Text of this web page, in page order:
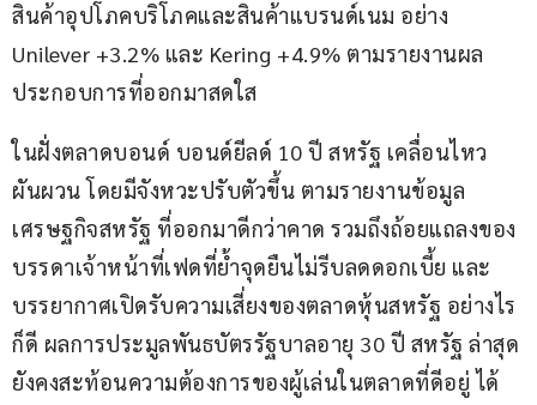
สินค้าอุปโภคบริโภคและสินค้าแบรนด์เนม อย่าง
Unilever +3.2% และ Kering +4.9% ตามรายงานผล
ประกอบการที่ออกมาสดใส
ในฝั่งตลาดบอนด์ บอนด์ยีลด์ 10 ปี สหรัฐ เคลื่อนไหว
ผันผวน โดยมีจังหวะปรับตัวขึ้น ตามรายงานข้อมูล
เศรษฐกิจสหรัฐ ที่ออกมาดีกว่าคาด รวมถึงถ้อยแถลงของ
บรรดาเจ้าหน้าที่เฟดที่ย้ำจุดยืนไม่รีบลดดอกเบี้ย และ
บรรยากาศเปิดรับความเสี่ยงของตลาดหุ้นสหรัฐ อย่างไร
ก็ดี ผลการประมูลพันธบัตรรัฐบาลอายุ 30 ปี สหรัฐ ล่าสุด
ยังคงสะท้อนความต้องการของผู้เล่นในตลาดที่ดีอยู่ ได้